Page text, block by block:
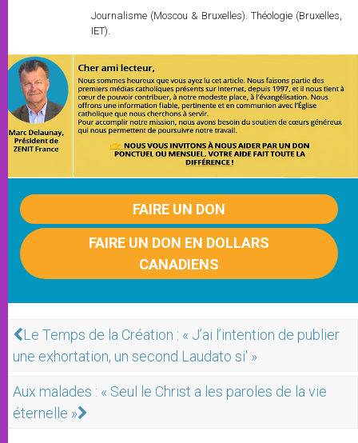
Journalisme (Moscou & Bruxelles). Théologie (Bruxelles,
IET).
FAIRE UN DON
FAIRE UN DON EN DOLLARS
CANADIENS
Le Temps de la Création : « J’ai l’intention de publier
une exhortation, un second Laudato si' »
Aux malades : « Seul le Christ a les paroles de la vie
éternelle »